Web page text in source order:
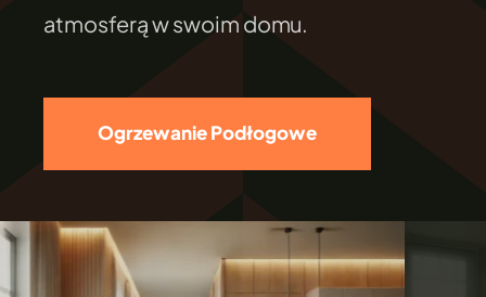
atmosferą w swoim domu.
Ogrzewanie Podłogowe